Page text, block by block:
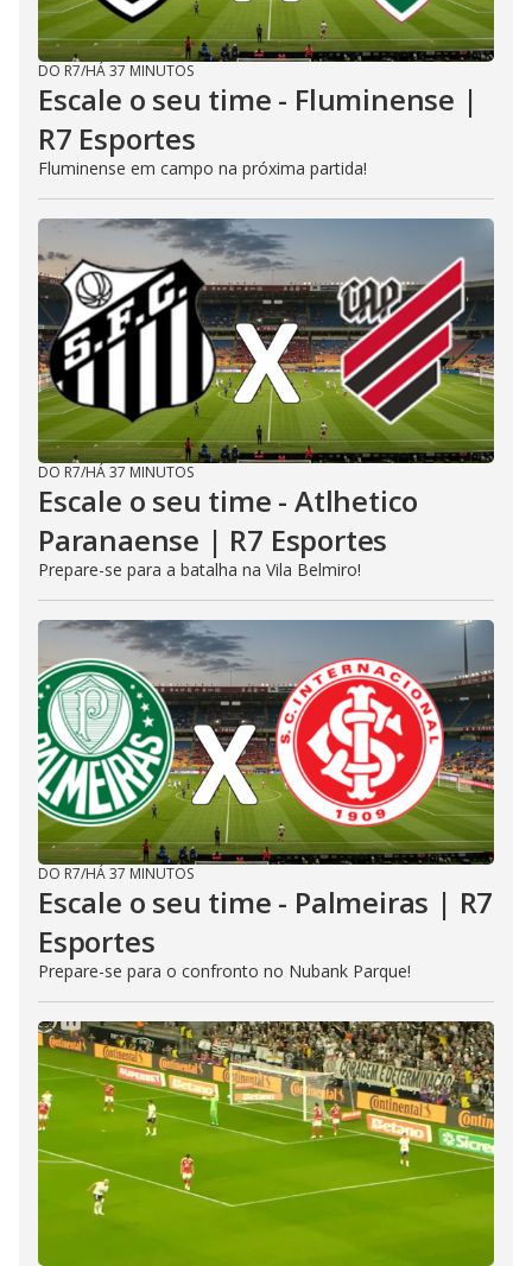
DO R7/HÁ 37 MINUTOS
Escale o seu time - Fluminense |
R7 Esportes
Fluminense em campo na próxima partida!
DO R7/HÁ 37 MINUTOS
Escale o seu time - Atlhetico
Paranaense | R7 Esportes
Prepare-se para a batalha na Vila Belmiro!
DO R7/HÁ 37 MINUTOS
Escale o seu time - Palmeiras | R7
Esportes
Prepare-se para o confronto no Nubank Parque!